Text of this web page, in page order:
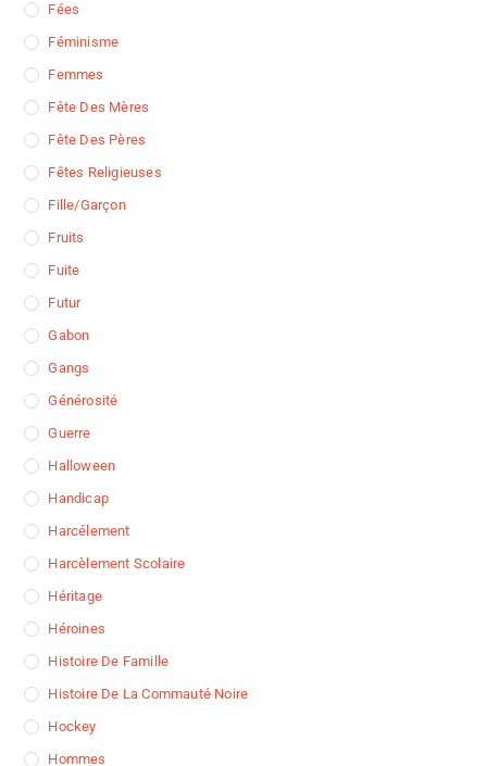
Fées
Féminisme
Femmes
Fête Des Mères
Fête Des Pères
Fêtes Religieuses
Fille/garçon
Fruits
Fuite
Futur
Gabon
Gangs
Générosité
Guerre
Halloween
Handicap
Harcélement
Harcèlement Scolaire
Héritage
Héroines
Histoire De Famille
Histoire De La Commauté Noire
Hockey
Hommes